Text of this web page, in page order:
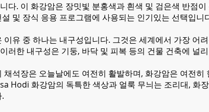
다. 이 화강암은 장밋빛 분홍색과 흰색 및 검은색 반점
및 장식 응용 프로그램에 사용되는 인기있는 선택입니
유 중 하나는 내구성입니다. 그것은 세계에서 가장 어
러한 내구성은 기둥, 바닥 및 피복 등의 건물 건축에 널
석장은 오늘날에도 여전히 활발하며, 화강암은 여전
Hodi 화강암의 독특한 색상과 얼룩 무늬는 조리대, 화